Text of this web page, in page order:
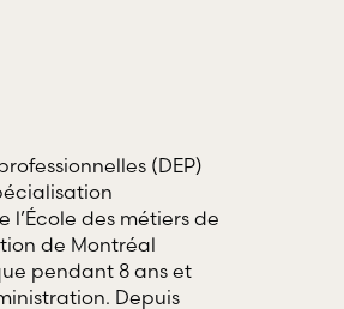
tous les
à
du droit
(DEP)
des métiers de
de Montréal
pendant 8 ans et
Depuis